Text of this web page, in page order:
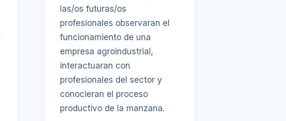
las/os futuras/os
profesionales observaran el
funcionamiento de una
empresa agroindustrial,
interactuaran con
profesionales del sector y
conocieran el proceso
productivo de la manzana.